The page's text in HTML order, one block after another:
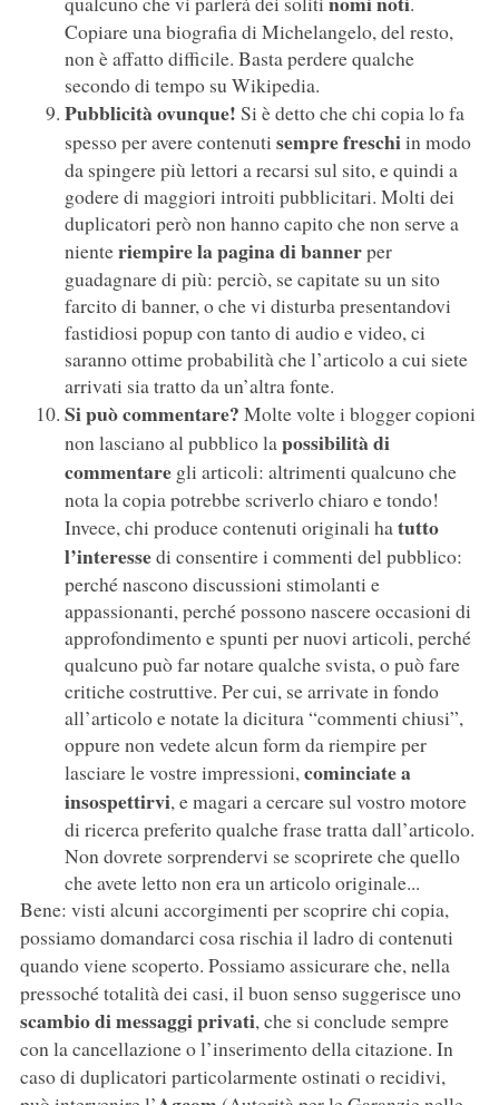
Copiare una biografia di Michelangelo, del resto,
non è affatto difficile. Basta perdere qualche
secondo di tempo su Wikipedia.
Pubblicità ovunque! Si è detto che chi copia lo fa
spesso per avere contenuti sempre freschiin modo
da spingere più lettori a recarsi sul sito, e quindi a
godere di maggiori introiti pubblicitari. Molti dei
duplicatori però non hanno capito che non serve a
nienteriempire la pagina di bannerper
guadagnare di più: perciò, se capitate su un sito
farcito di banner, o che vi disturba presentandovi
fastidiosi popup con tanto di audio e video, ci
saranno ottime probabilità che l’articolo a cui siete
arrivati sia tratto da un’altra fonte.
Si può commentare? Molte volte i blogger copioni
non lasciano al pubblico lapossibilità di
commentaregli articoli: altrimenti qualcuno che
nota la copia potrebbe scriverlo chiaro e tondo!
Invece, chi produce contenuti originali hatutto
l’interessedi consentire i commenti del pubblico:
perché nascono discussioni stimolanti e
appassionanti, perché possono nascere occasioni di
approfondimento e spunti per nuovi articoli, perché
qualcuno può far notare qualche svista, o può fare
critiche costruttive. Per cui, se arrivate in fondo
all’articolo e notate la dicitura “commenti chiusi”,
oppure non vedete alcun form da riempire per
lasciare le vostre impressioni,cominciate a
insospettirvi, e magari a cercare sul vostro motore
di ricerca preferito qualche frase tratta dall’articolo.
Non dovrete sorprendervi se scoprirete che quello
che avete letto non era un articolo originale...
Bene: visti alcuni accorgimenti per scoprire chi copia,
possiamo domandarci cosa rischia il ladro di contenuti
quando viene scoperto. Possiamo assicurare che, nella
pressoché totalità dei casi, il buon senso suggerisce uno
scambio di messaggi privati, che si conclude sempre
con la cancellazione o l’inserimento della citazione. In
caso di duplicatori particolarmente ostinati o recidivi,